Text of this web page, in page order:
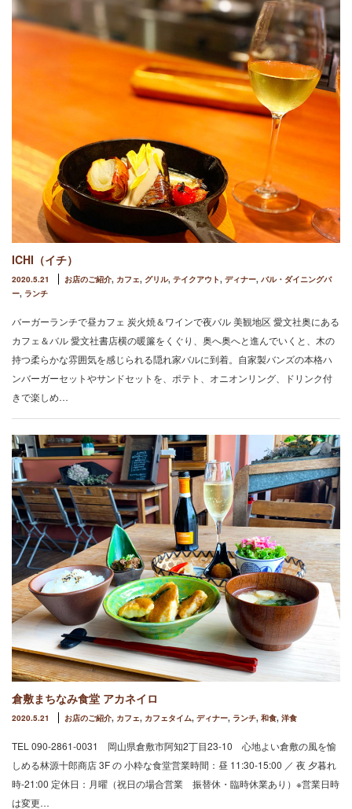
ICHI（イチ）
2020.5.21 お店のご紹介, カフェ, グリル, テイクアウト, ディナー, バル・ダイニングバ
ー, ランチ
バーガーランチで昼カフェ 炭火焼＆ワインで夜バル 美観地区 愛文社奥にある
カフェ＆バル 愛文社書店横の暖簾をくぐり、奥へ奥へと進んでいくと、木の
持つ柔らかな雰囲気を感じられる隠れ家バルに到着。自家製バンズの本格ハ
ンバーガーセットやサンドセットを、ポテト、オニオンリング、ドリンク付
きで楽しめ…
倉敷まちなみ食堂 アカネイロ
2020.5.21 お店のご紹介, カフェ, カフェタイム, ディナー, ランチ, 和食, 洋食
TEL 090-2861-0031 岡山県倉敷市阿知2丁目23-10 心地よい倉敷の風を愉
しめる林源十郎商店 3F の 小粋な食堂営業時間：昼 11:30-15:00 ／ 夜 夕暮れ
時-21:00 定休日：月曜（祝日の場合営業 振替休・臨時休業あり）※営業日時
は変更…